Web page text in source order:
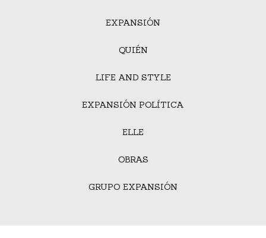
EXPANSIÓN
QUIÉN
LIFE AND STYLE
EXPANSIÓN POLÍTICA
ELLE
OBRAS
GRUPO EXPANSIÓN